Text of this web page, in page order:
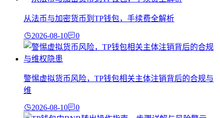
从法币与加密货币到TP钱包，手续费全解析
2026-08-10 0
警惕虚拟货币风险，TP钱包相关主体注销背后的合规与
维
2026-08-10 0